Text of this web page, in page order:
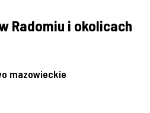
Radomiu i okolicach
mazowieckie